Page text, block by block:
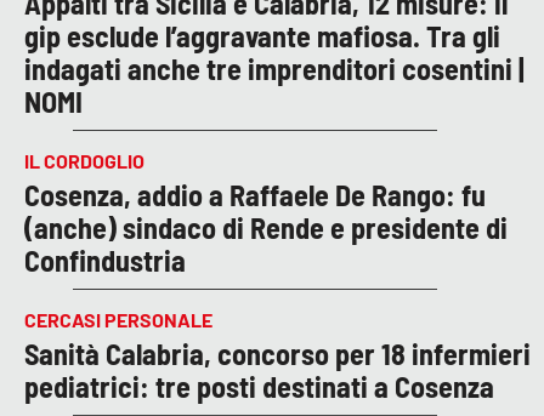
gip esclude l’aggravante mafiosa. Tra gli
indagati anche tre imprenditori cosentini |
NOMI
IL CORDOGLIO
Cosenza, addio a Raffaele De Rango: fu
(anche) sindaco di Rende e presidente di
Confindustria
CERCASI PERSONALE
Sanità Calabria, concorso per 18 infermieri
pediatrici: tre posti destinati a Cosenza